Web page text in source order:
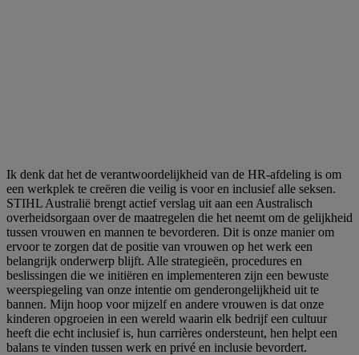
Ik denk dat het de verantwoordelijkheid van de HR-afdeling is om
een werkplek te creëren die veilig is voor en inclusief alle seksen.
STIHL Australië brengt actief verslag uit aan een Australisch
overheidsorgaan over de maatregelen die het neemt om de gelijkheid
tussen vrouwen en mannen te bevorderen. Dit is onze manier om
ervoor te zorgen dat de positie van vrouwen op het werk een
belangrijk onderwerp blijft. Alle strategieën, procedures en
beslissingen die we initiëren en implementeren zijn een bewuste
weerspiegeling van onze intentie om genderongelijkheid uit te
bannen. Mijn hoop voor mijzelf en andere vrouwen is dat onze
kinderen opgroeien in een wereld waarin elk bedrijf een cultuur
heeft die echt inclusief is, hun carrières ondersteunt, hen helpt een
balans te vinden tussen werk en privé en inclusie bevordert.